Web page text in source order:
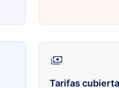
Tarifas